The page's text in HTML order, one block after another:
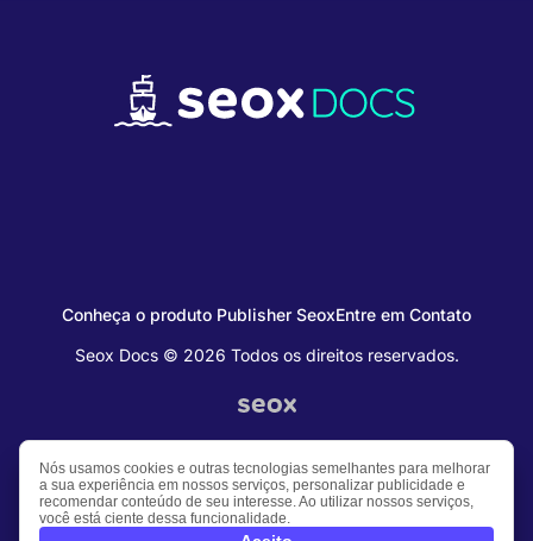
Seox Docs © 2026 Todos os direitos reservados.
Conheça o produto Publisher SeoxEntre em Contato
Nós usamos cookies e outras tecnologias semelhantes para melhorar
a sua experiência em nossos serviços, personalizar publicidade e
recomendar conteúdo de seu interesse. Ao utilizar nossos serviços,
você está ciente dessa funcionalidade.